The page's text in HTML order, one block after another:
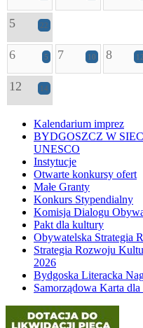
5 22
6 5 7 10 8 12
12 14
Kalendarium imprez
BYDGOSZCZ W
UNESCO
Instytucje
Otwarte konkursy ofert
Małe Granty
Konkurs Stypendialny
Komisja Dialogu
Pakt dla kultury
Obywatelska Strategia
Strategia Rozwoju
2026
Bydgoska Literacka
Samorządowa Karta